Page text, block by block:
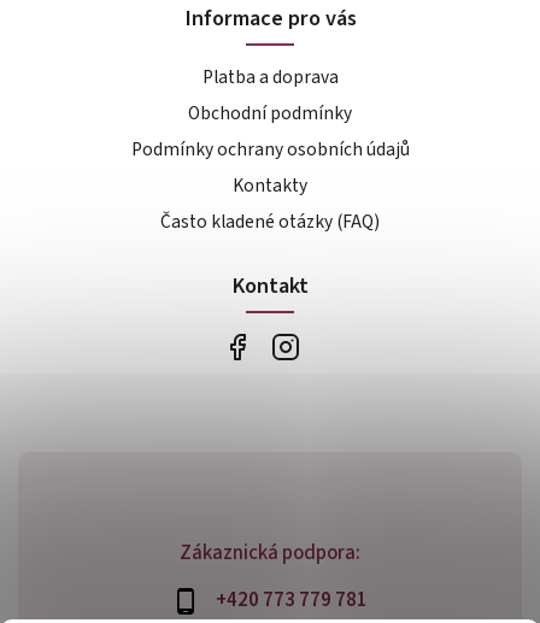
Zákaznická podpora:
+420 773 779 781
Informace pro vás
Platba a doprava
Obchodní podmínky
Podmínky ochrany osobních údajů
Kontakty
Často kladené otázky (FAQ)
Kontakt